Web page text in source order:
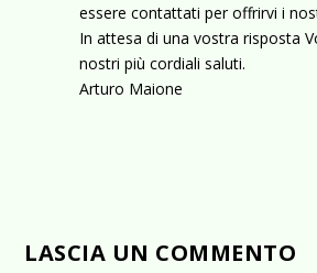
essere contattati per offrirvi i
In attesa di una vostra risposta
nostri più cordiali saluti.
Arturo Maione
LASCIA UN COMMENTO